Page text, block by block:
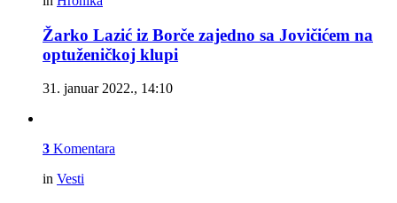
Žarko Lazić iz Borče zajedno sa Jovičićem na
optuženičkoj klupi
31. januar 2022., 14:10
3 Komentara
in Vesti